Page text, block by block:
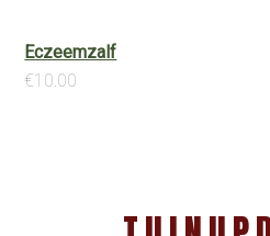
Eczeemzalf
€10.00